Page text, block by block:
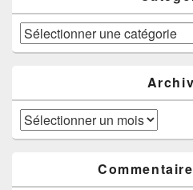
Catégories
Archives